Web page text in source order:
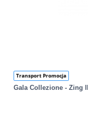
Transport Promocja
Gala Collezione - Zing